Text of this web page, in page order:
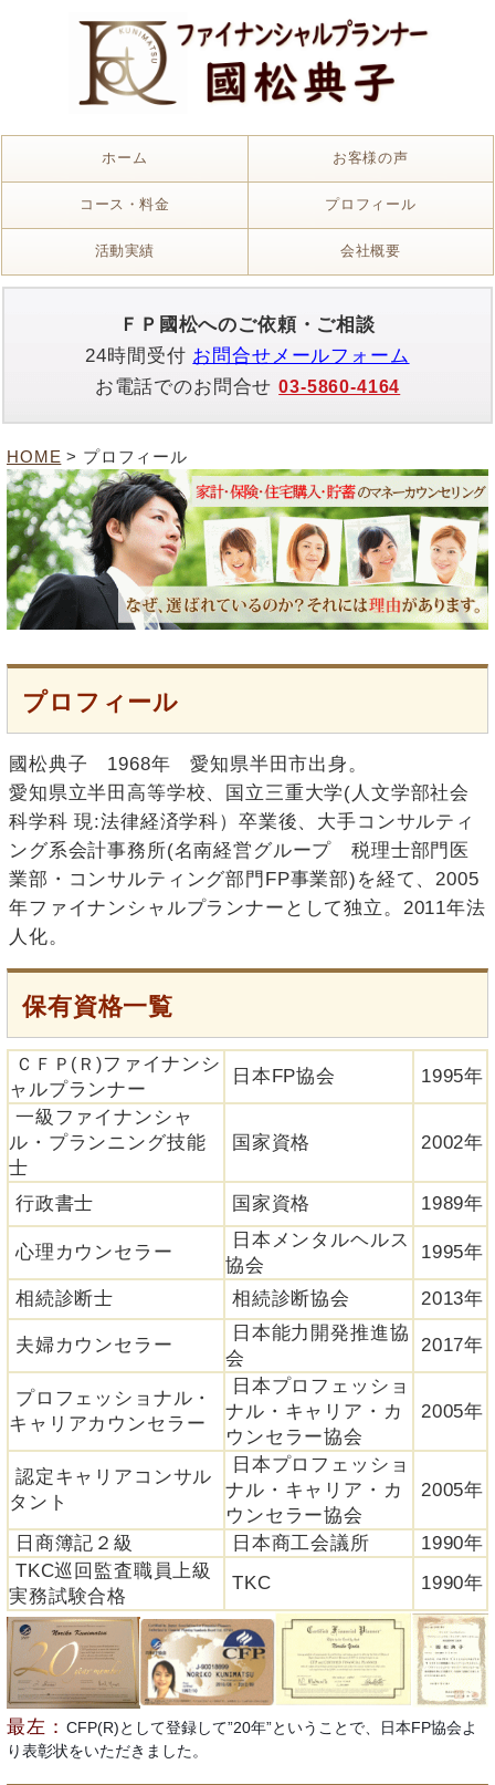
ホーム お客様の声
コース・料金 プロフィール
活動実績 会社概要
ＦＰ國松へのご依頼・ご相談
24時間受付 お問合せメールフォーム
お電話でのお問合せ03-5860-4164
HOME > プロフィール
プロフィール
國松典子 1968年 愛知県半田市出身。
愛知県立半田高等学校、国立三重大学(人文学部社会
科学科 現:法律経済学科）卒業後、大手コンサルティ
ング系会計事務所(名南経営グループ 税理士部門医
業部・コンサルティング部門FP事業部)を経て、2005
年ファイナンシャルプランナーとして独立。2011年法
人化。
保有資格一覧
ＣＦＰ(Ｒ)ファイナンシ
ャルプランナー
日本FP協会
1995年
一級ファイナンシャ
ル・プランニング技能
士
国家資格 2002年
行政書士 国家資格 1989年
心理カウンセラー
日本メンタルヘルス
協会
1995年
相続診断士 相続診断協会 2013年
夫婦カウンセラー
日本能力開発推進協
会
2017年
プロフェッショナル・
キャリアカウンセラー
日本プロフェッショ
ナル・キャリア・カ
ウンセラー協会
2005年
認定キャリアコンサル
タント
日本プロフェッショ
ナル・キャリア・カ
ウンセラー協会
2005年
日商簿記２級 日本商工会議所
1990年
TKC巡回監査職員上級
実務試験合格
TKC 1990年
最左： CFP(R)として登録して”20年”ということで、日本FP協会よ
り表彰状をいただきました。